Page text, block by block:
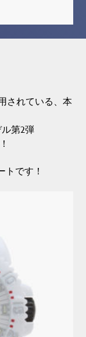
されている、本
第2弾
です！